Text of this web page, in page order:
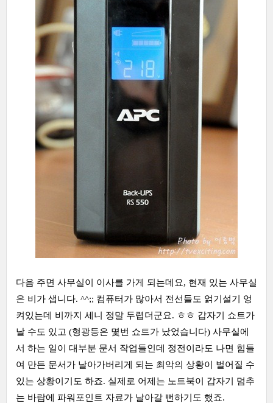
다음 주면 사무실이 이사를 가게 되는데요, 현재 있는 사무실
은 비가 샙니다. ^^;; 컴퓨터가 많아서 전선들도 얽기설기 엉
켜있는데 비까지 세니 정말 두렵더군요. ㅎㅎ 갑자기 쇼트가
날 수도 있고 (형광등은 몇번 쇼트가 났었습니다) 사무실에
서 하는 일이 대부분 문서 작업들인데 정전이라도 나면 힘들
여 만든 문서가 날아가버리게 되는 최악의 상황이 벌어질 수
있는 상황이기도 하죠. 실제로 어제는 노트북이 갑자기 멈추
는 바람에 파워포인트 자료가 날아갈 뻔하기도 했죠.